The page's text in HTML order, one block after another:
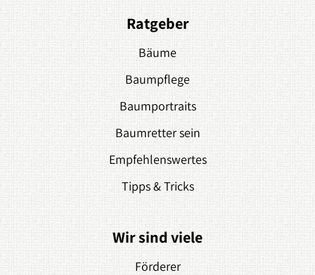
Ratgeber
Bäume
Baumpflege
Baumportraits
Baumretter sein
Empfehlenswertes
Tipps & Tricks
Wir sind viele
Förderer